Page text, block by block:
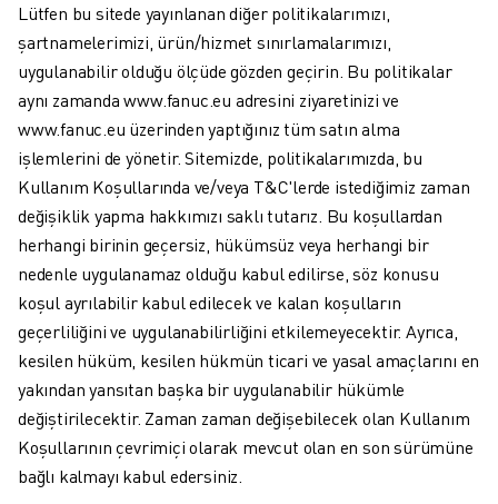
Lütfen bu sitede yayınlanan diğer politikalarımızı,
şartnamelerimizi, ürün/hizmet sınırlamalarımızı,
uygulanabilir olduğu ölçüde gözden geçirin. Bu politikalar
aynı zamanda www.fanuc.eu adresini ziyaretinizi ve
www.fanuc.eu üzerinden yaptığınız tüm satın alma
işlemlerini de yönetir. Sitemizde, politikalarımızda, bu
Kullanım Koşullarında ve/veya T&C'lerde istediğimiz zaman
değişiklik yapma hakkımızı saklı tutarız. Bu koşullardan
herhangi birinin geçersiz, hükümsüz veya herhangi bir
nedenle uygulanamaz olduğu kabul edilirse, söz konusu
koşul ayrılabilir kabul edilecek ve kalan koşulların
geçerliliğini ve uygulanabilirliğini etkilemeyecektir. Ayrıca,
kesilen hüküm, kesilen hükmün ticari ve yasal amaçlarını en
yakından yansıtan başka bir uygulanabilir hükümle
değiştirilecektir. Zaman zaman değişebilecek olan Kullanım
Koşullarının çevrimiçi olarak mevcut olan en son sürümüne
bağlı kalmayı kabul edersiniz.